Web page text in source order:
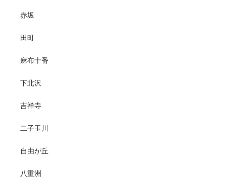
赤坂
田町
麻布十番
下北沢
吉祥寺
二子玉川
自由が丘
八重洲